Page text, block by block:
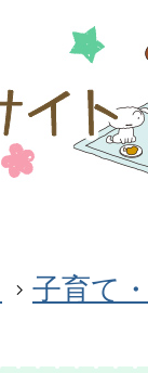
子育て